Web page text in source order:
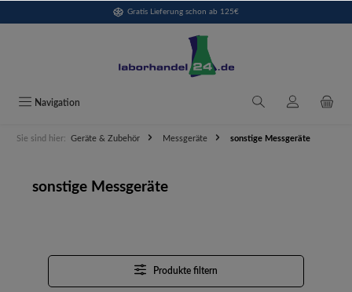
Gratis Lieferung schon ab 125€
Navigation
Sie sind hier: Geräte & Zubehör Messgeräte sonstige Messgeräte
sonstige Messgeräte
Produkte filtern